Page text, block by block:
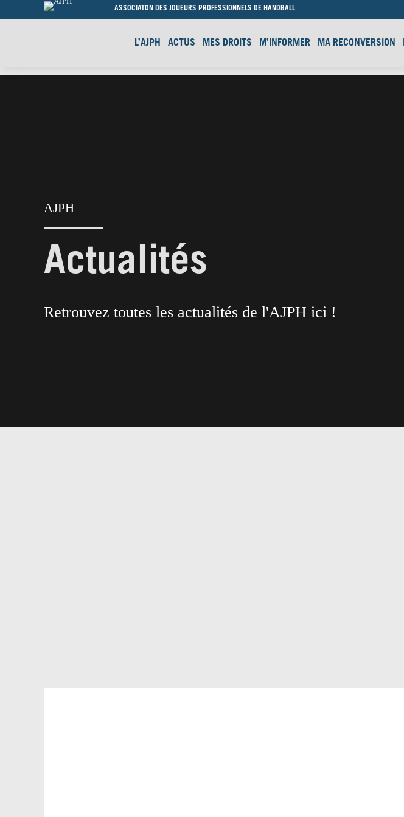
ASSOCIATON DES JOUEURS PROFESSIONNELS DE HANDBALL
L’AJPH ACTUS MES DROITS M’INFORMER MA RECONVERSION
AJPH
Actualités
Retrouvez toutes les actualités de l'AJPH ici !